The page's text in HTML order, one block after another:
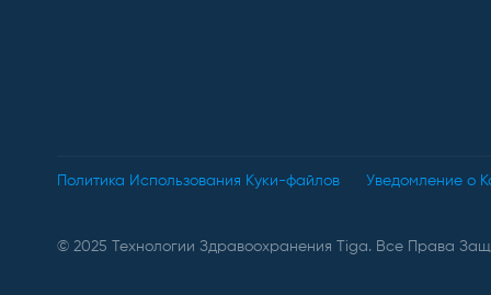
Политика Использования Куки-файлов Уведомление о
© 2025 Технологии Здравоохранения Tiga. Все Права